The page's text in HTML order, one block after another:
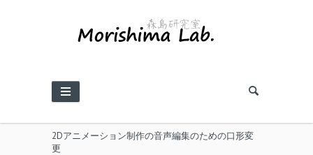
2Dアニメーション制作の音声編集のための口形変
更